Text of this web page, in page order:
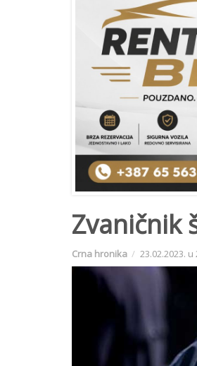
Zvaničnik
Crna hronika 23.02.2023. u